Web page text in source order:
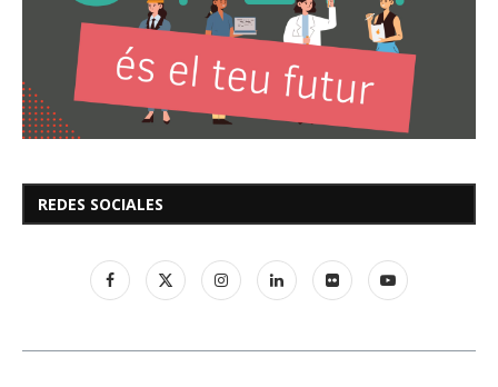
REDES SOCIALES